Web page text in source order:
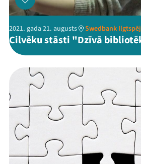
Veikals
Kontakti
ThreadsFacebook
2021. gada 21. augusts Swedbank
Cilvēku stāsti "Dzīvā